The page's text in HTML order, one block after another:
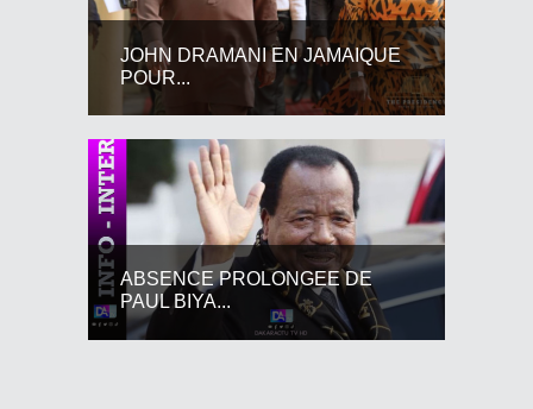
JOHN DRAMANI EN JAMAIQUE
POUR...
ABSENCE PROLONGEE DE
PAUL BIYA...